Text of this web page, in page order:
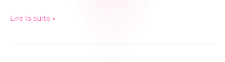
et
Lire la suite »